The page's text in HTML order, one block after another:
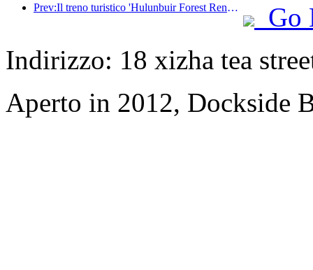
Prev:Il treno turistico 'Hulunbuir Forest Rendezvous - Daxinganling Express - Starlight Train - Tianyi Journey' effettua il suo viaggio inaugurale.
Go
Indirizzo: 18 xizha tea
Aperto in 2012, Dockside